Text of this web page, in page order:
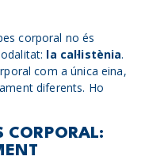
corporal no és
la cal·listènia.
com a única eina,
diferents. Ho
CORPORAL: